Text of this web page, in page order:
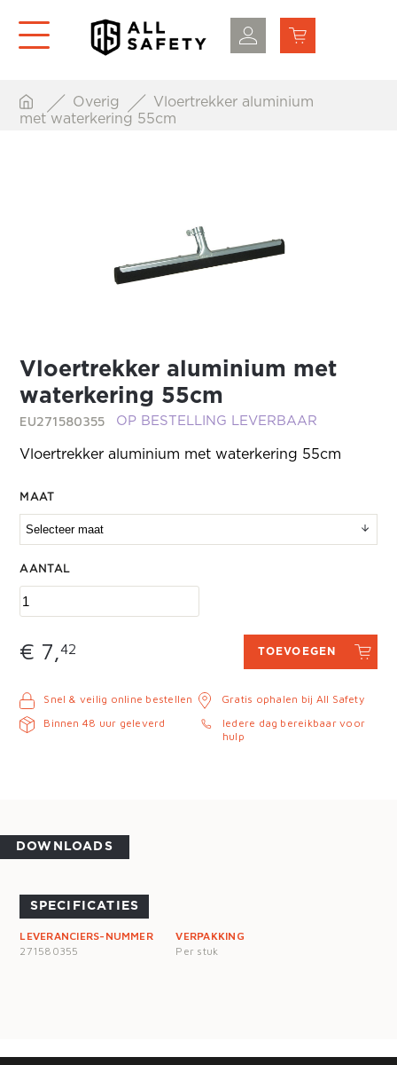
Overig
Vloertrekker aluminium
met waterkering 55cm
Vloertrekker aluminium met
waterkering 55cm
EU271580355 OP BESTELLING LEVERBAAR
Vloertrekker aluminium met waterkering 55cm
MAAT
AANTAL
€ 7,42 TOEVOEGEN
Snel & veilig online bestellen
Binnen 48 uur geleverd
Gratis ophalen bij All Safety
Iedere dag bereikbaar voor
hulp
DOWNLOADS
SPECIFICATIES
LEVERANCIERS-NUMMER
271580355
VERPAKKING
Per stuk